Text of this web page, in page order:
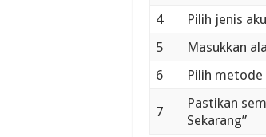
4
Pilih jenis
5
Masukkan
6
Pilih
7
Pastikan
Sekarang”